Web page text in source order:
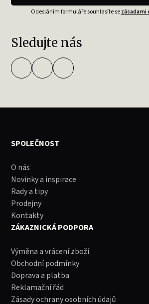
Odesláním formuláře souhlasíte sezásadami
Sledujte nás
SPOLEČNOST
O nás
Novinky a inspirace
Rady a tipy
Prodejny
Kontakty
ZÁKAZNICKÁ PODPORA
Výměna a vrácení zboží
Obchodní podmínky
Doprava a platba
Reklamační řád
Zásady ochrany osobních údajů